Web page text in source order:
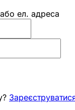
ел. адреса